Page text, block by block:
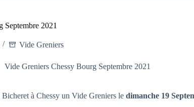
Septembre 2021
Vide Greniers
Vide Greniers Chessy Bourg Septembre 2021
à Chessy un Vide Greniers le dimanche 19